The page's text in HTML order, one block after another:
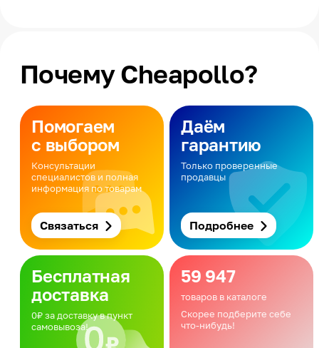
Почему Cheapollo?
Помогаем
с выбором
Консультации
специалистов и полная
информация по товарам
Связаться
Даём
гарантию
Только проверенные
продавцы
Подробнее
Бесплатная
доставка
0₽ за доставку в пункт
самовывоза!
59 947
товаров в каталоге
Скорее подберите себе
что-нибудь!